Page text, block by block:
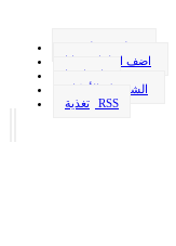
اضف اعلانك مجانا
الشروط والأحكام
تغذية RSS